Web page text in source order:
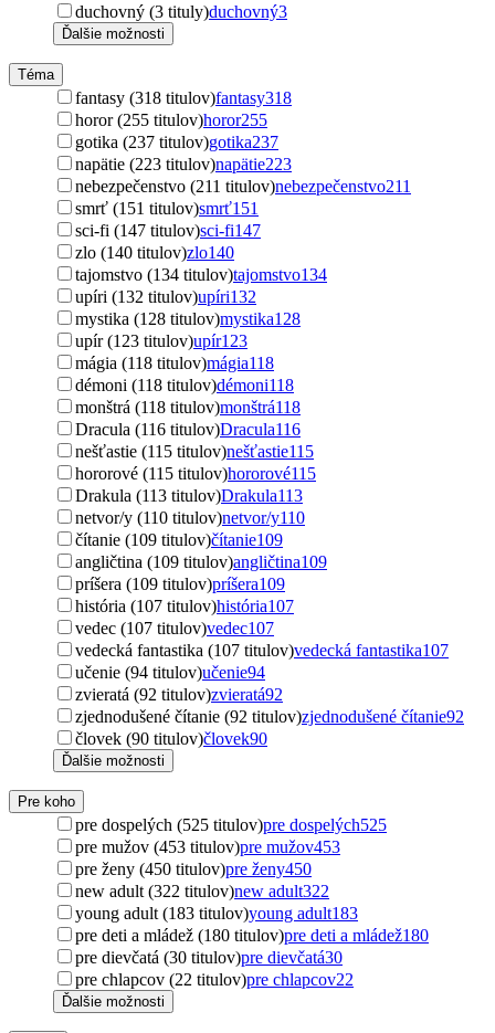
duchovný (3 tituly)duchovný3
Ďalšie možnosti
Téma
fantasy (318 titulov)fantasy318
horor (255 titulov)horor255
gotika (237 titulov)gotika237
napätie (223 titulov)napätie223
nebezpečenstvo (211 titulov)nebezpečenstvo211
smrť (151 titulov)smrť151
sci-fi (147 titulov)sci-fi147
zlo (140 titulov)zlo140
tajomstvo (134 titulov)tajomstvo134
upíri (132 titulov)upíri132
mystika (128 titulov)mystika128
upír (123 titulov)upír123
mágia (118 titulov)mágia118
démoni (118 titulov)démoni118
monštrá (118 titulov)monštrá118
Dracula (116 titulov)Dracula116
nešťastie (115 titulov)nešťastie115
hororové (115 titulov)hororové115
Drakula (113 titulov)Drakula113
netvor/y (110 titulov)netvor/y110
čítanie (109 titulov)čítanie109
angličtina (109 titulov)angličtina109
príšera (109 titulov)príšera109
história (107 titulov)história107
vedec (107 titulov)vedec107
vedecká fantastika (107 titulov)vedecká fantastika107
učenie (94 titulov)učenie94
zvieratá (92 titulov)zvieratá92
zjednodušené čítanie (92 titulov)zjednodušené čítanie92
človek (90 titulov)človek90
Ďalšie možnosti
Pre koho
pre dospelých (525 titulov)pre dospelých525
pre mužov (453 titulov)pre mužov453
pre ženy (450 titulov)pre ženy450
new adult (322 titulov)new adult322
young adult (183 titulov)young adult183
pre deti a mládež (180 titulov)pre deti a mládež180
pre dievčatá (30 titulov)pre dievčatá30
pre chlapcov (22 titulov)pre chlapcov22
Ďalšie možnosti